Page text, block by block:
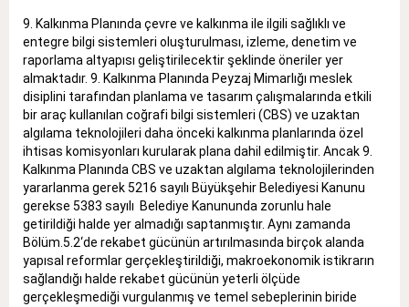
9. Kalkınma Planında çevre ve kalkınma ile ilgili sağlıklı ve
entegre bilgi sistemleri oluşturulması, izleme, denetim ve
raporlama altyapısı geliştirilecektir şeklinde öneriler yer
almaktadır. 9. Kalkınma Planında Peyzaj Mimarlığı meslek
disiplini tarafından planlama ve tasarım çalışmalarında etkili
bir araç kullanılan coğrafi bilgi sistemleri (CBS) ve uzaktan
algılama teknolojileri daha önceki kalkınma planlarında özel
ihtisas komisyonları kurularak plana dahil edilmiştir. Ancak 9.
Kalkınma Planında CBS ve uzaktan algılama teknolojilerinden
yararlanma gerek 5216 sayılı Büyükşehir Belediyesi Kanunu
gerekse 5383 sayılı Belediye Kanununda zorunlu hale
getirildiği halde yer almadığı saptanmıştır. Aynı zamanda
Bölüm.5.2‘de rekabet gücünün artırılmasında birçok alanda
yapısal reformlar gerçekleştirildiği, makroekonomik istikrarın
sağlandığı halde rekabet gücünün yeterli ölçüde
gerçekleşmediği vurgulanmış ve temel sebeplerinin biride